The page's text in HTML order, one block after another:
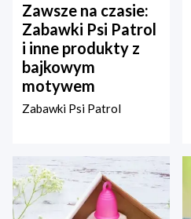
Zawsze na czasie:
Zabawki Psi Patrol
i inne produkty z
bajkowym
motywem
Zabawki Psi Patrol